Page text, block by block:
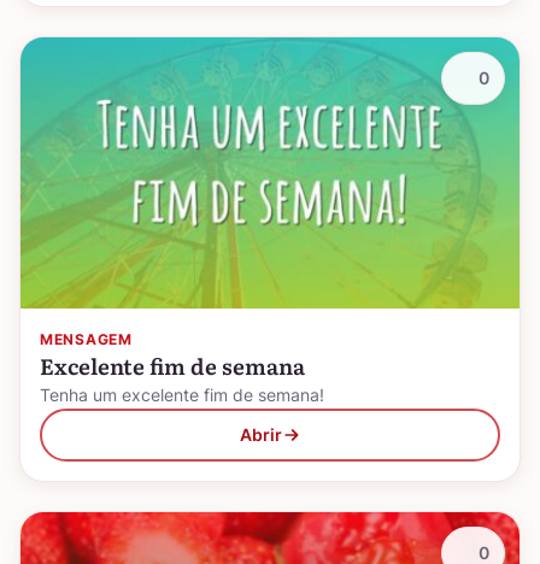
MENSAGEM
Excelente fim de semana
Tenha um excelente fim de semana!
Abrir
0
0